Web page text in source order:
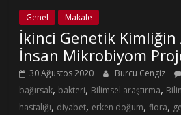
Genel Makale
İkinci Genetik Kimliğin
İnsan Mikrobiyom
30 Ağustos 2020 Burcu Cengiz
bağırsak, bakteri, Bilimsel araştırma,
hastalığı, diyabet, erken doğum,flora,